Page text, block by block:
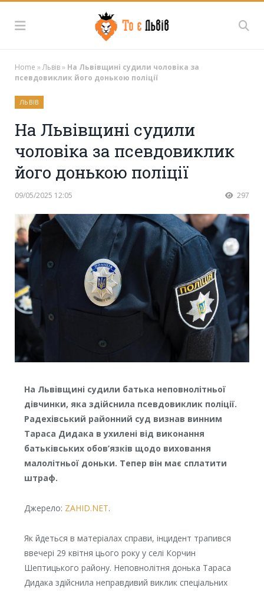
Home »Львів» На Львівщині судили чоловіка за
псевдовиклик його донькою поліції
ЛЬВІВ
На Львівщині судили
чоловіка за псевдовиклик
його донькою поліції
09/05/2025 12:05 297
На Львівщині судили батька неповнолітньої
дівчинки, яка здійснила псевдовиклик поліції.
Радехівський районний суд визнав винним
Тараса Дидака в ухилені від виконання
батьківських обов’язків щодо виховання
малолітньої доньки. Тепер він має сплатити
штраф.
Джерело: ZAHID.NET.
Як йдеться в матеріалах справи, інцидент трапився
ввечері 29 квітня цього року у селі Корчин
Шептицького району. Неповнолітня донька Тараса
Дидака здійснила неправдивий виклик спеціальних